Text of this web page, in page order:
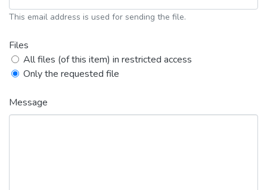
This email address is used for sending the file.
Files
All files (of this item) in restricted access
Only the requested file
Message